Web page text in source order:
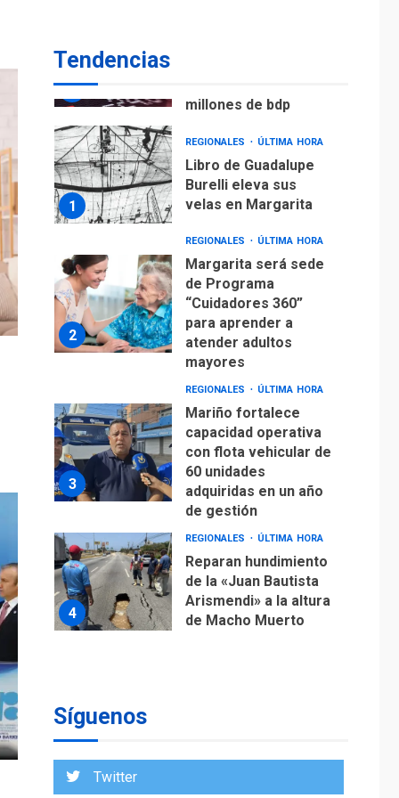
Tendencias
7
millones de bdp
1
REGIONALES ÚLTIMA HORA
Libro de Guadalupe
Burelli eleva sus
velas en Margarita
2
REGIONALES ÚLTIMA HORA
Margarita será sede
de Programa
“Cuidadores 360”
para aprender a
atender adultos
mayores
3
REGIONALES ÚLTIMA HORA
Mariño fortalece
capacidad operativa
con flota vehicular de
60 unidades
adquiridas en un año
de gestión
4
REGIONALES ÚLTIMA HORA
Reparan hundimiento
de la «Juan Bautista
Arismendi» a la altura
de Macho Muerto
Síguenos
Twitter